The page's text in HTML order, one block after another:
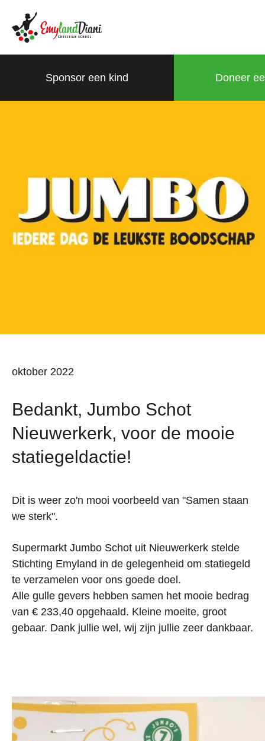
Sponsor een kind Doneer
oktober 2022
Bedankt, Jumbo Schot
Nieuwerkerk, voor de mooie
statiegeldactie!
Dit is weer zo'n mooi voorbeeld van "Samen staan
we sterk".
Supermarkt Jumbo Schot uit Nieuwerkerk stelde
Stichting Emyland in de gelegenheid om statiegeld
te verzamelen voor ons goede doel.
Alle gulle gevers hebben samen het mooie bedrag
van € 233,40 opgehaald. Kleine moeite, groot
gebaar. Dank jullie wel, wij zijn jullie zeer dankbaar.